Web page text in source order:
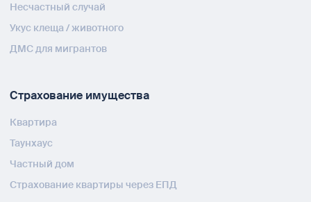
Несчастный случай
Укус клеща / животного
ДМС для мигрантов
Страхование имущества
Квартира
Таунхаус
Частный дом
Страхование квартиры через ЕПД